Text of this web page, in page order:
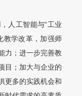
人工智能与“工业
教学改革，加强师
力；进一步完善教
目；加大与企业的
更多的实践机会和